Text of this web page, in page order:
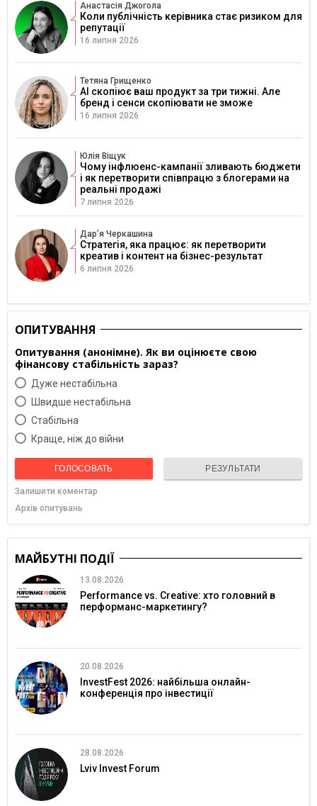
Анастасія Джогола
Коли публічність керівника стає ризиком для
репутації
16 липня 2026
Тетяна Грищенко
AI скопіює ваш продукт за три тижні. Але
бренд і сенси скопіювати не зможе
16 липня 2026
Юлія Віщук
Чому інфлюенс-кампанії зливають бюджети
і як перетворити співпрацю з блогерами на
реальні продажі
7 липня 2026
Дарʼя Черкашина
Стратегія, яка працює: як перетворити
креатив і контент на бізнес-результат
6 липня 2026
ОПИТУВАННЯ
Опитування (анонімне). Як ви оцінюєте свою
фінансову стабільність зараз?
Дуже нестабільна
Швидше нестабільна
Cтабільна
Краще, ніж до війни
ГОЛОСОВАТЬ РЕЗУЛЬТАТИ
Залишити коментар
Архів опитувань
МАЙБУТНІ ПОДІЇ
13.08.2026
Performance vs. Creative: хто головний в
перформанс-маркетингу?
20.08.2026
InvestFest 2026: найбільша онлайн-
конференція про інвестиції
28.08.2026
Lviv Invest Forum